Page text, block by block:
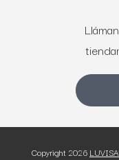
Copyright 2026